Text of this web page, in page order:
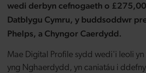
wedi derbyn cefnogaeth o
Datblygu Cymru, y buddsoddwr
Phelps, a Chyngor Caerdydd.
Mae Digital Profile sydd wedi'i leoli yn
yng Nghaerdydd, yn caniatáu i